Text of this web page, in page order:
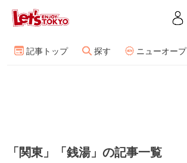
記事トップ 探す ニューオー
「関東」「銭湯」の記事一覧